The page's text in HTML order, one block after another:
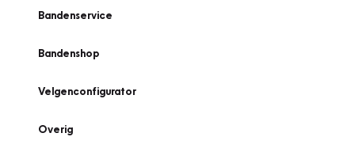
Bandenservice
Bandenshop
Velgenconfigurator
Overig